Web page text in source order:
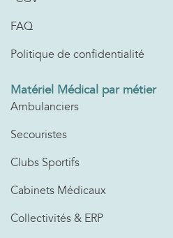
FAQ
Politique de confidentialité
Matériel Médical par métier
Ambulanciers
Secouristes
Clubs Sportifs
Cabinets Médicaux
Collectivités & ERP